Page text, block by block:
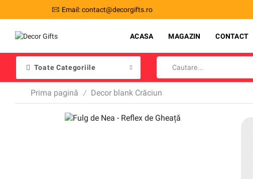
Transport gratuit la comenzi de peste 200 de lei!
ACASA MAGAZIN CONTACT
Toate Categoriile
Prima pagină / Decor blank Crăciun